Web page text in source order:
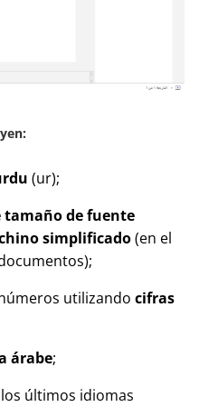
(ur);
tamaño de fuente
simplificado(en el
utilizando cifras
árabe;
últimos idiomas